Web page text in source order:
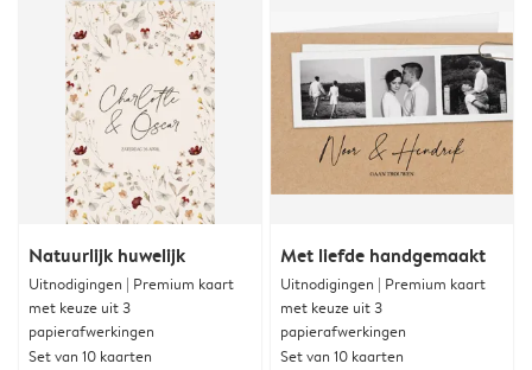
Natuurlijk huwelijk
Uitnodigingen | Premium kaart
met keuze uit 3
papierafwerkingen
Set van 10 kaarten
Met liefde handgemaakt
Uitnodigingen | Premium kaart
met keuze uit 3
papierafwerkingen
Set van 10 kaarten